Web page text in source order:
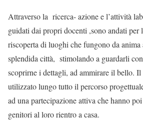
Attraverso la ricerca- azione e l’attività
guidati dai propri docenti ,sono andati per
riscoperta di luoghi che fungono da anima
splendida città, stimolando a guardarli
scoprirne i dettagli, ad ammirare il bello.
utilizzato lungo tutto il percorso
ad una partecipazione attiva che hanno
genitori al loro rientro a casa.